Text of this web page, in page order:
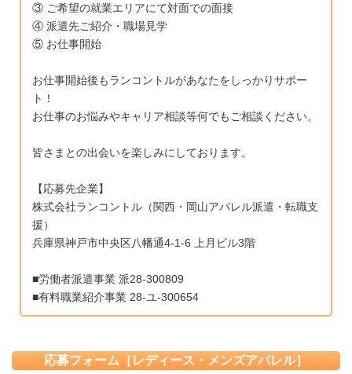
③ ご希望の就業エリアにて対面での面接
④ 派遣先ご紹介・職場見学
⑤ お仕事開始
お仕事開始後もランコントルがあなたをしっかりサポー
ト！
お仕事のお悩みやキャリア相談等何でもご相談ください。
皆さまとの出会いを楽しみにしております。
【応募先企業】
株式会社ランコントル（関西・岡山アパレル派遣・転職支
援）
兵庫県神戸市中央区八幡通4-1-6 上月ビル3階
■労働者派遣事業 派28-300809
■有料職業紹介事業 28-ユ-300654
応募フォーム［レディース・メンズアパレル］